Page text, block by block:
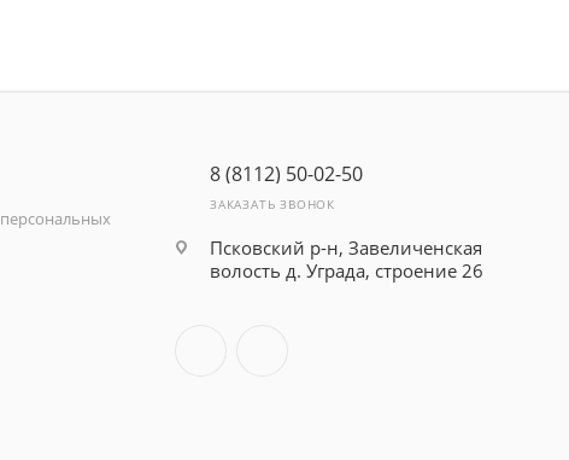
8 (8112) 50-02-50
ЗАКАЗАТЬ ЗВОНОК
Псковский р-н, Завеличенская
волость д. Уграда, строение 26